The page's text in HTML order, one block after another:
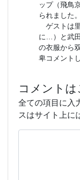
ップ（飛鳥
られました。
ゲストは
に…）と武
の衣服から
卑コメント
コメント
全ての項目に入
スはサイト上に